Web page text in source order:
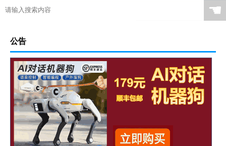
☚
公告